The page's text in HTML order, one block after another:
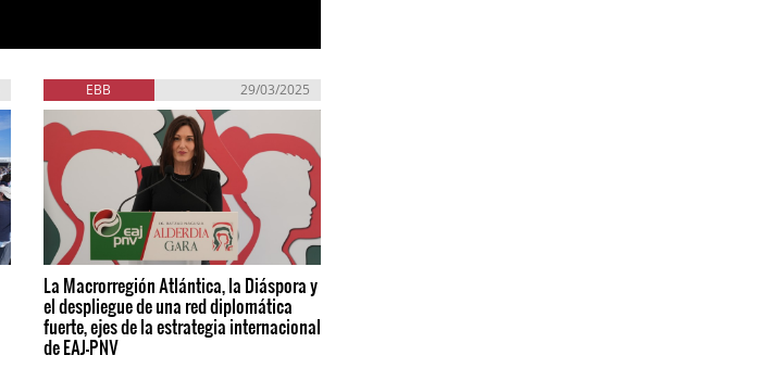
EBB 29/03/2025
La Macrorregión Atlántica, la Diáspora y
el despliegue de una red diplomática
fuerte, ejes de la estrategia internacional
de EAJ-PNV